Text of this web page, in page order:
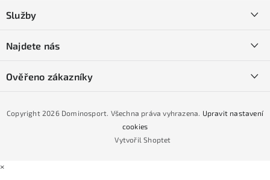
Obchodní podmínky
Podmínky GDPR
Podmínky nákupu na splátky ESSOX
Služby
Naše prodejna
Najdete nás
Ověřeno zákazníky
Vytvořil Shoptet
Copyright 2026 Dominosport. Všechna práva vyhrazena. Upravit nastavení
cookies
×